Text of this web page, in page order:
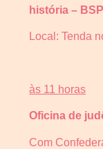
história – BSP
Local: Tenda
às 11 horas
Oficina de
Com